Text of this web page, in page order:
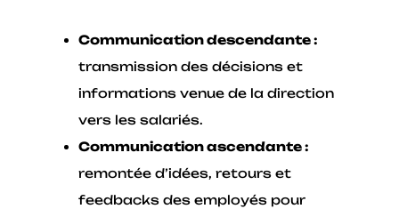
Communication descendante :
transmission des décisions et
informations venue de la direction
vers les salariés.
Communication ascendante :
remontée d’idées, retours et
feedbacks des employés pour